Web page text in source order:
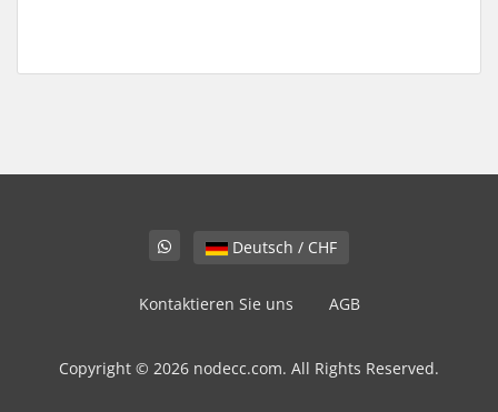
Deutsch / CHF
Kontaktieren Sie uns AGB
Copyright © 2026 nodecc.com. All Rights Reserved.